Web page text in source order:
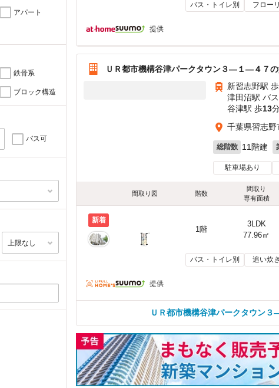
アパート
鉄骨系
ブロック構造
バス可
バス・トイレ別 フロー
提供
ＵＲ都市機構谷津パークタウン３—１—４７
新習志野駅 歩
津田沼駅 バス
谷津駅 歩13
千葉県習志野
総階数 11階建
駐車場あり
間取り図 階数
間取り
専有面積
新着
1階
3LDK
77.96㎡
バス・トイレ別 追い炊
提供
ＵＲ都市機構谷津パークタウン